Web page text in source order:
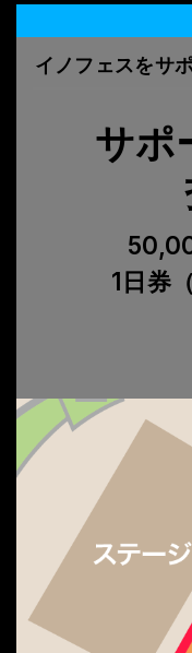
イノフェスをサ
サポ
1日券